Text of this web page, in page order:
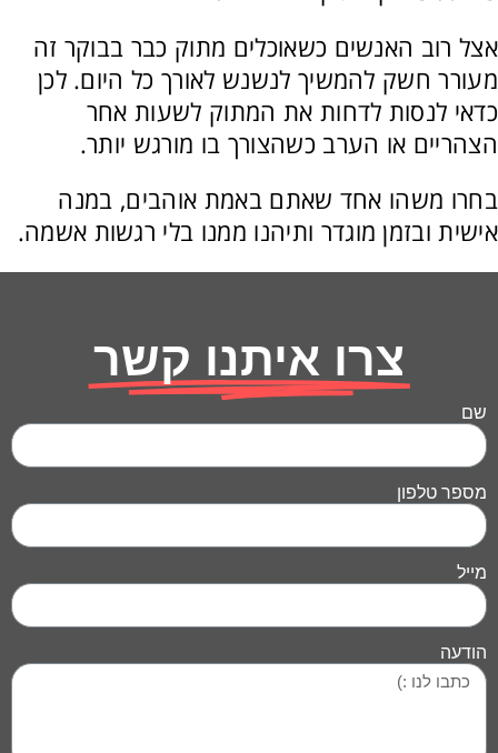
אצל רוב האנשים כשאוכלים מתוק כבר בבוקר זה
מעורר חשק להמשיך לנשנש לאורך כל היום. לכן
כדאי לנסות לדחות את המתוק לשעות אחר
הצהריים או הערב כשהצורך בו מורגש יותר.
בחרו משהו אחד שאתם באמת אוהבים, במנה
אישית ובזמן מוגדר ותיהנו ממנו בלי רגשות אשמה.
צרו איתנו קשר
שם
מספר טלפון
מייל
הודעה